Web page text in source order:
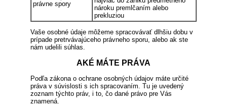
právne spory
nároku premlčaním alebo
prekluziou
Vaše osobné údaje môžeme spracovávať dlhšiu dobu v
prípade pretrvávajúceho právneho sporu, alebo ak ste
nám udelili súhlas.
AKÉ MÁTE PRÁVA
Podľa zákona o ochrane osobných údajov máte určité
práva v súvislosti s ich spracovaním. Tu je uvedený
zoznam týchto práv, i to, čo dané právo pre Vás
znamená.